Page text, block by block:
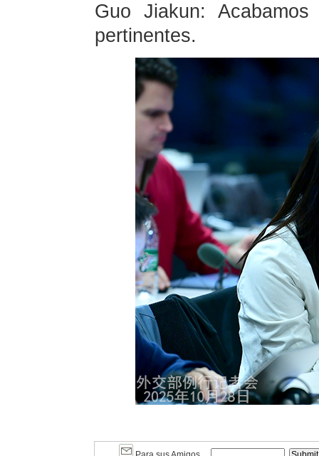
Guo Jiakun:
pertinentes.